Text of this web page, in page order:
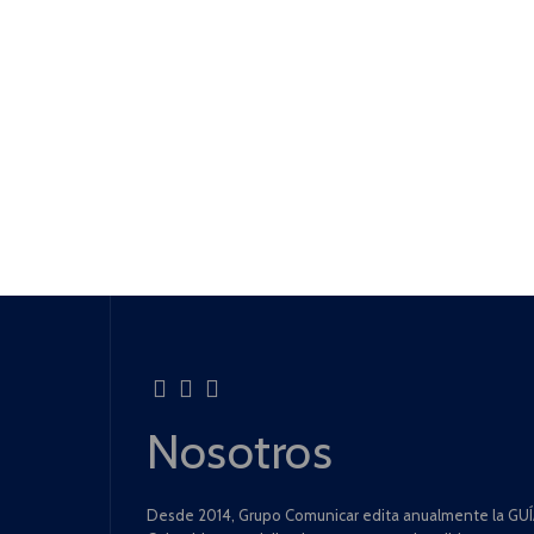
Nosotros
Desde 2014, Grupo Comunicar edita anualmente la